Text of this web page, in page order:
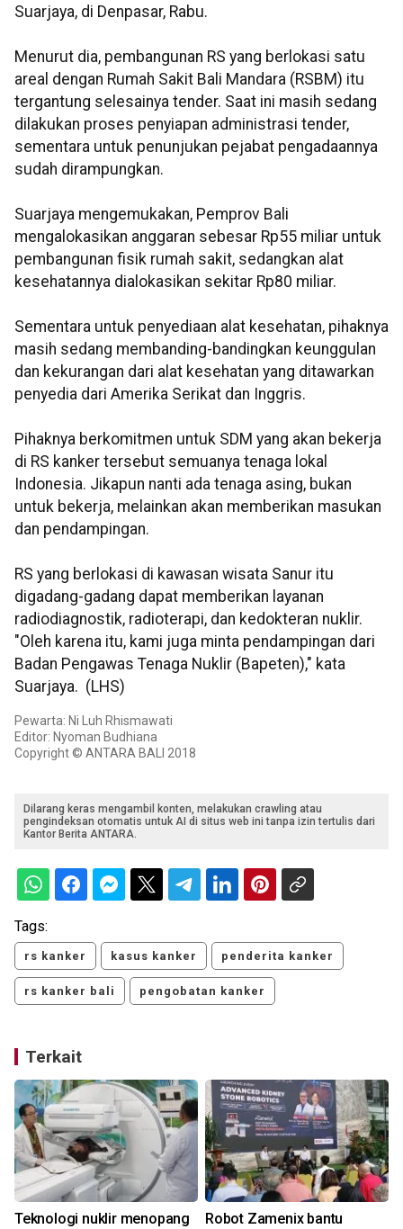
Suarjaya, di Denpasar, Rabu.
Menurut dia, pembangunan RS yang berlokasi satu
areal dengan Rumah Sakit Bali Mandara (RSBM) itu
tergantung selesainya tender. Saat ini masih sedang
dilakukan proses penyiapan administrasi tender,
sementara untuk penunjukan pejabat pengadaannya
sudah dirampungkan.
Suarjaya mengemukakan, Pemprov Bali
mengalokasikan anggaran sebesar Rp55 miliar untuk
pembangunan fisik rumah sakit, sedangkan alat
kesehatannya dialokasikan sekitar Rp80 miliar.
Sementara untuk penyediaan alat kesehatan, pihaknya
masih sedang membanding-bandingkan keunggulan
dan kekurangan dari alat kesehatan yang ditawarkan
penyedia dari Amerika Serikat dan Inggris.
Pihaknya berkomitmen untuk SDM yang akan bekerja
di RS kanker tersebut semuanya tenaga lokal
Indonesia. Jikapun nanti ada tenaga asing, bukan
untuk bekerja, melainkan akan memberikan masukan
dan pendampingan.
RS yang berlokasi di kawasan wisata Sanur itu
digadang-gadang dapat memberikan layanan
radiodiagnostik, radioterapi, dan kedokteran nuklir.
"Oleh karena itu, kami juga minta pendampingan dari
Badan Pengawas Tenaga Nuklir (Bapeten)," kata
Suarjaya. (LHS)
Pewarta: Ni Luh Rhismawati
Editor: Nyoman Budhiana
Copyright © ANTARA BALI 2018
Dilarang keras mengambil konten, melakukan crawling atau
pengindeksan otomatis untuk AI di situs web ini tanpa izin tertulis dari
Kantor Berita ANTARA.
Tags:
rs kanker kasus kanker penderita kanker
rs kanker bali pengobatan kanker
Terkait
Teknologi nuklir menopang
Robot Zamenix bantu